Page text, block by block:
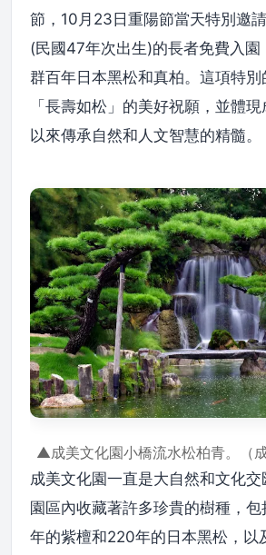
節，10月23日重陽節當天特別邀
(民國47年次出生)的長者免費入園
群百年日本黑松和真柏。這項特
「長壽如松」的美好祝願，並體
以來傳承自然和人文智慧的精髓。
▲成美文化園小橋流水松柏青。（成
成美文化園一直是大自然和文化交
園區內收藏著許多珍貴的樹種，
年的紫檀和220年的日本黑松，以